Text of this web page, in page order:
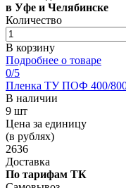
в Уфе и Челябинске
Количество
В корзину
Подробнее о товаре
0/5
Пленка ТУ ПОФ 400/
В наличии
9 шт
Цена за единицу
(в рублях)
2636
Доставка
По тарифам ТК